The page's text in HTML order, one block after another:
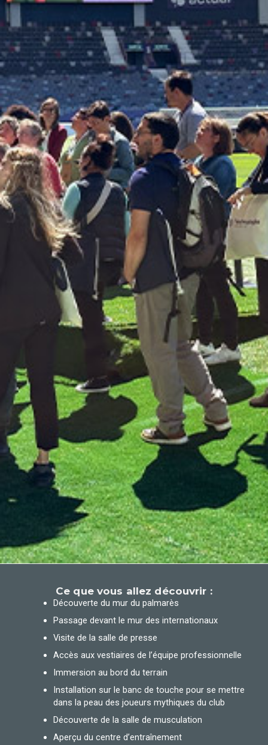
Ce que vous allez découvrir :
Découverte du mur du palmarès
Passage devant le mur des internationaux
Visite de la salle de presse
Accès aux vestiaires de l’équipe professionnelle
Immersion au bord du terrain
Installation sur le banc de touche pour se mettre
dans la peau des joueurs mythiques du club
Découverte de la salle de musculation
Aperçu du centre d’entraînement